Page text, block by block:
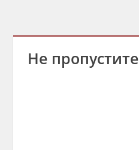
Не пропустите